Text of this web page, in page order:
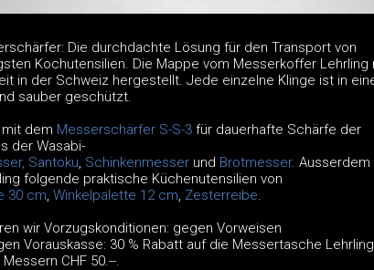
Die durchdachte Lösung für den Transport von
Kochutensilien. Die Mappe vom Messerkoffer Lehrling
in der Schweiz hergestellt. Jede einzelne Klinge ist in
sauber geschützt.
dem Messerschärfer S-S-3für dauerhafte Schärfe der
der Wasabi-
Santoku, Schinkenmesserund Brotmesser. Ausserdem
folgende praktische Küchenutensilien von
30 cm, Winkelpalette 12 cm, Zesterreibe.
wir Vorzugskonditionen: gegen Vorweisen
Vorauskasse: 30 % Rabatt auf die Messertasche Lehrling
CHF 50.--.